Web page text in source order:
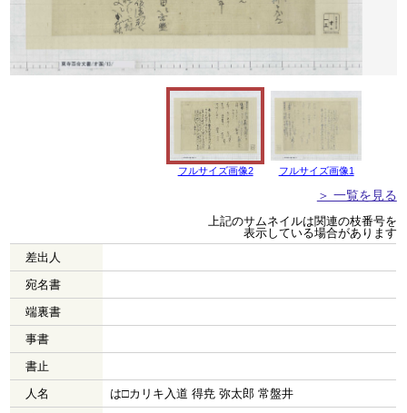
フルサイズ画像2 フルサイズ画像1
＞ 一覧を見る
上記のサムネイルは関連の枝番号を
表示している場合があります
差出人
宛名書
端裏書
事書
書止
人名
は□カリキ入道 得尭 弥太郎 常盤井